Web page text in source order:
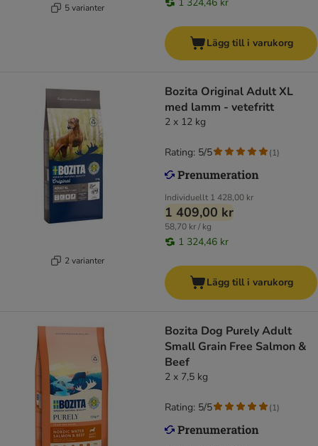
5 varianter
Lägg till i varukorg
2 varianter
Bozita Original Adult XL
med lamm - vetefritt
2 x 12 kg
Individuellt 1 428,00 kr
1 409,00 kr
58,70 kr / kg
1 324,46 kr
Rating: 5/5 (1)
Lägg till i varukorg
Bozita Dog Purely Adult
Small Grain Free Salmon &
Beef
2 x 7,5 kg
Rating: 5/5 (1)